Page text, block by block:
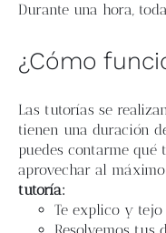
Durante una hora,
¿Cómo
Las tutorías se
tienen una duración
puedes contarme
aprovechar al
tutoría:
Te explico y tejo